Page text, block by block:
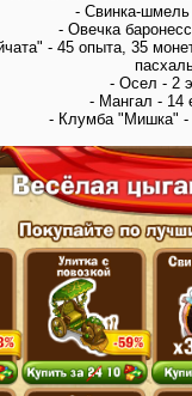
- Свинка-
- Овечка
- 45 опыта, 35
- Осел - 2
- Мангал - 14
- Клумба "Мишка" -